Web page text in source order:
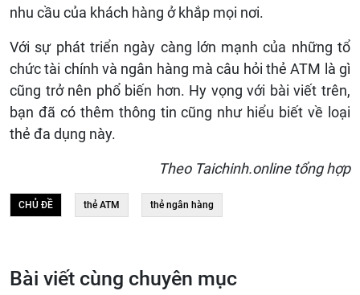
nhu cầu của khách hàng ở khắp mọi nơi.
Với sự phát triển ngày càng lớn mạnh của những tổ
chức tài chính và ngân hàng mà câu hỏi thẻ ATM là gì
cũng trở nên phổ biến hơn. Hy vọng với bài viết trên,
bạn đã có thêm thông tin cũng như hiểu biết về loại
thẻ đa dụng này.
Theo Taichinh.online tổng hợp
CHỦ ĐỀ thẻ ATM thẻ ngân hàng
Bài viết cùng chuyên mục